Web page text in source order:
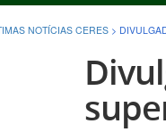
NOTÍCIAS CERES >